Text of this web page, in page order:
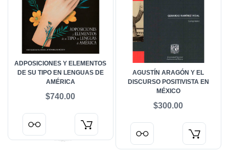
ADPOSICIONES Y ELEMENTOS
DE SU TIPO EN LENGUAS DE
AMÉRICA
$740.00
AGUSTÍN ARAGÓN Y EL
DISCURSO POSITIVISTA EN
MÉXICO
$300.00